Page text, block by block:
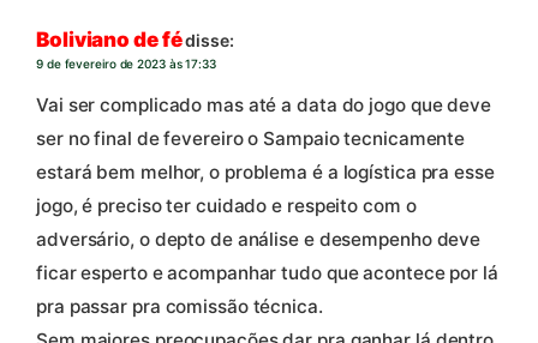
Boliviano de fédisse:
9 de fevereiro de 2023 às 17:33
Vai ser complicado mas até a data do jogo que deve
ser no final de fevereiro o Sampaio tecnicamente
estará bem melhor, o problema é a logística pra esse
jogo, é preciso ter cuidado e respeito com o
adversário, o depto de análise e desempenho deve
ficar esperto e acompanhar tudo que acontece por lá
pra passar pra comissão técnica.